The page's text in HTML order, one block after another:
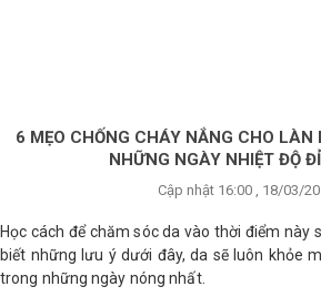
6 MẸO CHỐNG CHÁY NẮNG CHO LÀN
NHỮNG NGÀY NHIỆT ĐỘ
Cập nhật 16:00 , 18/03/
Học cách để chăm sóc da vào thời điểm này
biết những lưu ý dưới đây, da sẽ luôn khỏe
trong những ngày nóng nhất.